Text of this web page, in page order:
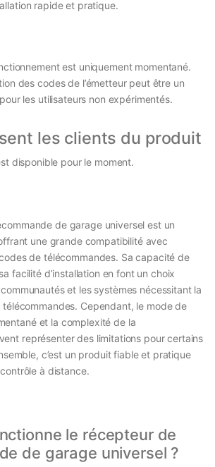
rapide et pratique.
est uniquement momentané.
des codes de l’émetteur peut être un
les utilisateurs non expérimentés.
les clients du produit
disponible pour le moment.
de garage universel est un
une grande compatibilité avec
de télécommandes. Sa capacité de
facilité d’installation en font un choix
et les systèmes nécessitant la
Cependant, le mode de
et la complexité de la
représenter des limitations pour certains
c’est un produit fiable et pratique
à distance.
le récepteur de
de garage universel ?